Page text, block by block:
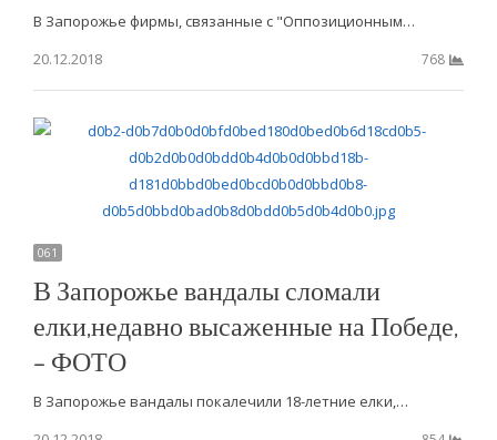
В Запорожье фирмы, связанные с "Оппозиционным…
20.12.2018
768
061
В Запорожье вандалы сломали
елки,недавно высаженные на Победе,
– ФОТО
В Запорожье вандалы покалечили 18-летние елки,…